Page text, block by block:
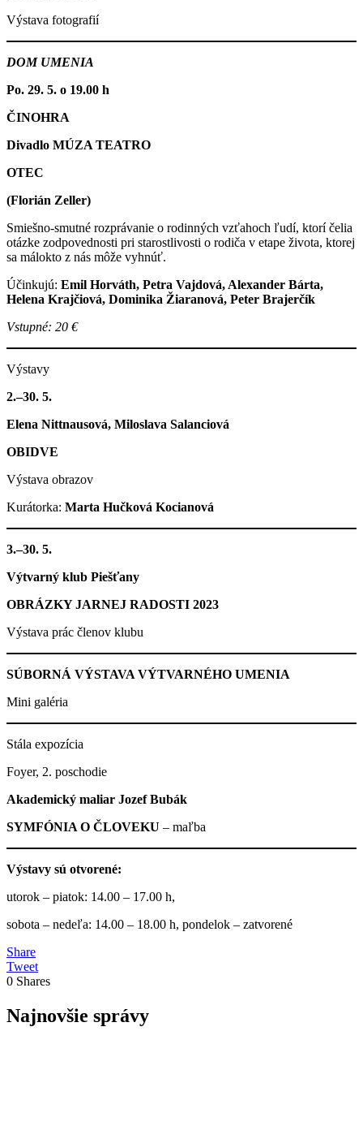
Výstava fotografií
DOM UMENIA
Po. 29. 5. o 19.00 h
ČINOHRA
Divadlo MÚZA TEATRO
OTEC
(Florián Zeller)
Smiešno-smutné rozprávanie o rodinných vzťahoch ľudí, ktorí čelia
otázke zodpovednosti pri starostlivosti o rodiča v etape života, ktorej
sa málokto z nás môže vyhnúť.
Účinkujú: Emil Horváth, Petra Vajdová, Alexander Bárta,
Helena Krajčiová, Dominika Žiaranová, Peter Brajerčík
Vstupné: 20 €
Výstavy
2.–30. 5.
Elena Nittnausová, Miloslava Salanciová
OBIDVE
Výstava obrazov
Kurátorka: Marta Hučková Kocianová
3.–30. 5.
Výtvarný klub Piešťany
OBRÁZKY JARNEJ RADOSTI 2023
Výstava prác členov klubu
SÚBORNÁ VÝSTAVA VÝTVARNÉHO UMENIA
Mini galéria
Stála expozícia
Foyer, 2. poschodie
Akademický maliar Jozef Bubák
SYMFÓNIA O ČLOVEKU – maľba
Výstavy sú otvorené:
utorok – piatok: 14.00 – 17.00 h,
sobota – nedeľa: 14.00 – 18.00 h, pondelok – zatvorené
Share
Tweet
0 Shares
Najnovšie správy